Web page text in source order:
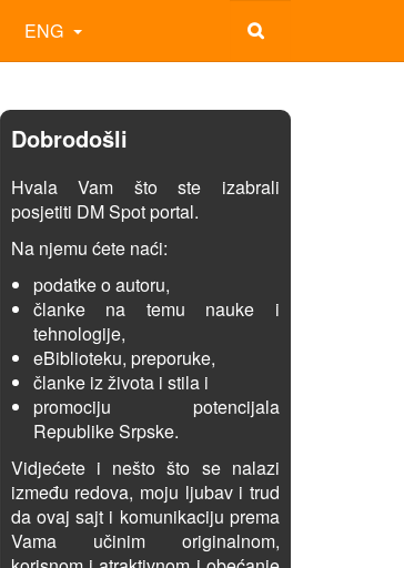
ENG
Dobrodošli
Hvala Vam što ste izabrali
posjetiti DM Spot portal.
Na njemu ćete naći:
podatke o autoru,
članke na temu nauke i
tehnologije,
eBiblioteku, preporuke,
članke iz života i stila i
promociju potencijala
Republike Srpske.
Vidjećete i nešto što se nalazi
između redova, moju ljubav i trud
da ovaj sajt i komunikaciju prema
Vama učinim originalnom,